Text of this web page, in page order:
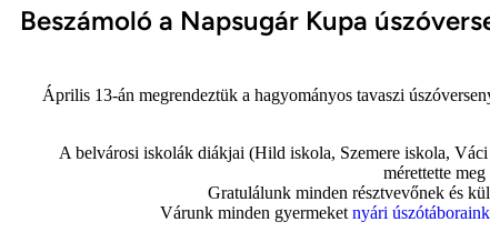
Beszámoló a Napsugár Kupa
Április 13-án megrendeztük a hagyományos tavaszi
A belvárosi iskolák diákjai (Hild iskola, Szemere iskola, Váci
mérettette
Gratulálunk minden résztvevőnek és
Várunk minden gyermeket nyári